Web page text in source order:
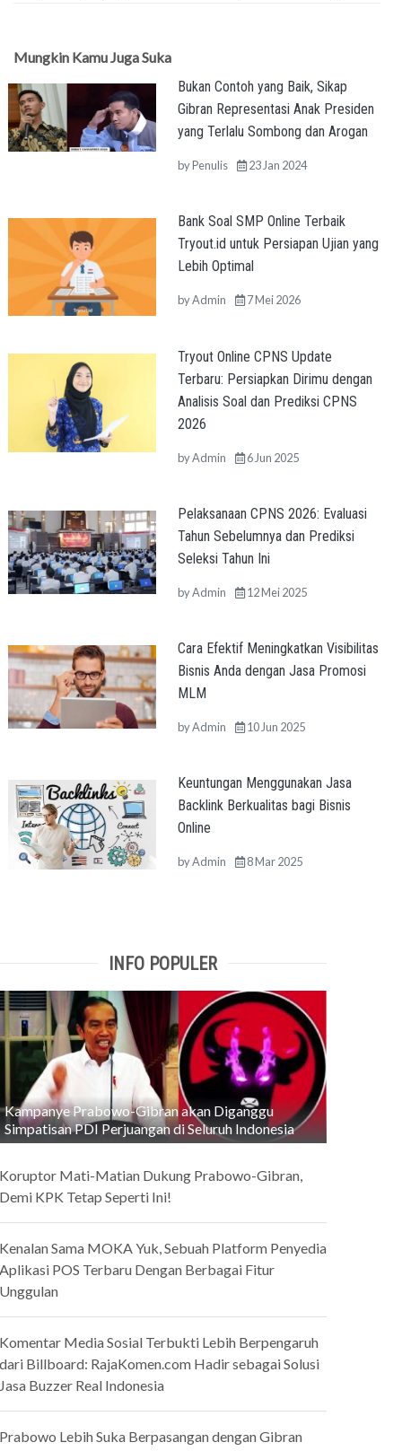
Mungkin Kamu Juga Suka
Bukan Contoh yang Baik, Sikap
Gibran Representasi Anak Presiden
yang Terlalu Sombong dan Arogan
byPenulis 23 Jan 2024
Bank Soal SMP Online Terbaik
Tryout.id untuk Persiapan Ujian yang
Lebih Optimal
byAdmin 7 Mei 2026
Tryout Online CPNS Update
Terbaru: Persiapkan Dirimu dengan
Analisis Soal dan Prediksi CPNS
2026
byAdmin 6 Jun 2025
Pelaksanaan CPNS 2026: Evaluasi
Tahun Sebelumnya dan Prediksi
Seleksi Tahun Ini
byAdmin 12 Mei 2025
Cara Efektif Meningkatkan Visibilitas
Bisnis Anda dengan Jasa Promosi
MLM
byAdmin 10 Jun 2025
Keuntungan Menggunakan Jasa
Backlink Berkualitas bagi Bisnis
Online
byAdmin 8 Mar 2025
INFO POPULER
Kampanye Prabowo-Gibran akan Diganggu
Simpatisan PDI Perjuangan di Seluruh Indonesia
Mati-Matian Dukung Prabowo-Gibran,
KPK Tetap Seperti Ini!
Sama MOKA Yuk, Sebuah Platform Penyedia
POS Terbaru Dengan Berbagai Fitur
Media Sosial Terbukti Lebih Berpengaruh
Billboard: RajaKomen.com Hadir sebagai Solusi
Buzzer Real Indonesia
Lebih Suka Berpasangan dengan Gibran